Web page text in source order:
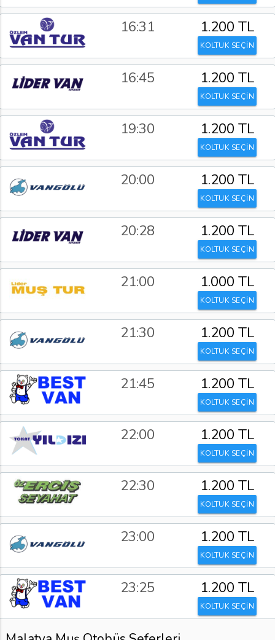
16:31 1.200 TL
KOLTUK SEÇİN
16:45 1.200 TL
KOLTUK SEÇİN
19:30 1.200 TL
KOLTUK SEÇİN
20:00 1.200 TL
KOLTUK SEÇİN
20:28 1.200 TL
KOLTUK SEÇİN
21:00 1.000 TL
KOLTUK SEÇİN
21:30 1.200 TL
KOLTUK SEÇİN
21:45 1.200 TL
KOLTUK SEÇİN
22:00 1.200 TL
KOLTUK SEÇİN
22:30 1.200 TL
KOLTUK SEÇİN
23:00 1.200 TL
KOLTUK SEÇİN
23:25 1.200 TL
KOLTUK SEÇİN